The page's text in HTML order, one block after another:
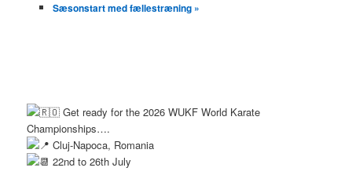
Sæsonstart med fællestræning »
Get ready for the 2026 WUKF World Karate
Championships….
Cluj-Napoca, Romania
22nd to 26th July